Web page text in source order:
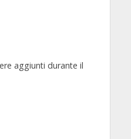
aggiunti durante il